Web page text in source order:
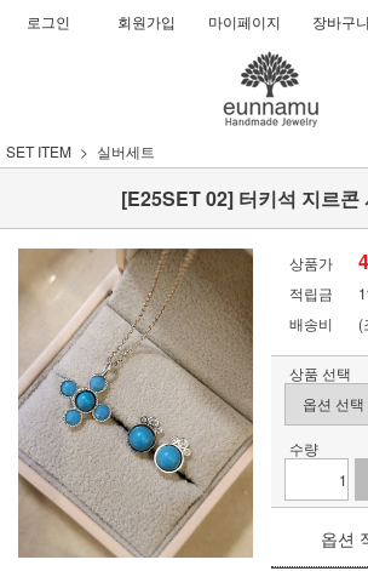
로그인 회원가입 마이페이지 장바구니
SET ITEM 실버세트
[E25SET 02] 터키석 지르콘
상품가
적립금
배송비
(
상품 선택
수량
옵션